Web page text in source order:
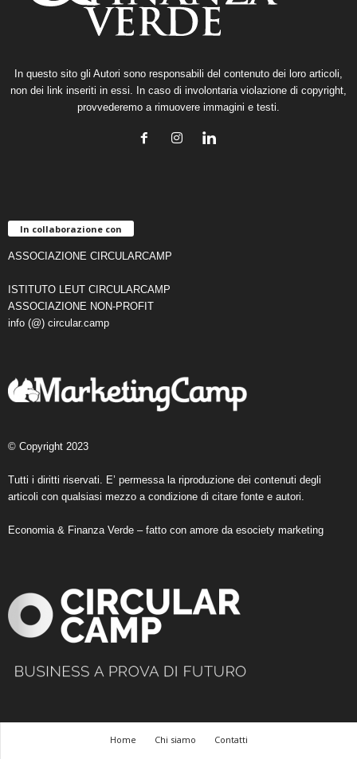
In questo sito gli Autori sono responsabili del contenuto dei loro articoli,
non dei link inseriti in essi. In caso di involontaria violazione di copyright,
provvederemo a rimuovere immagini e testi.
In collaborazione con
ASSOCIAZIONE CIRCULARCAMP
ISTITUTO LEUT CIRCULARCAMP
ASSOCIAZIONE NON-PROFIT
info (@) circular.camp
© Copyright 2023
Tutti i diritti riservati. E’ permessa la riproduzione dei contenuti degli
articoli con qualsiasi mezzo a condizione di citare fonte e autori.
Economia & Finanza Verde – fatto con amore da esociety marketing
Home Chi siamo
Contatti